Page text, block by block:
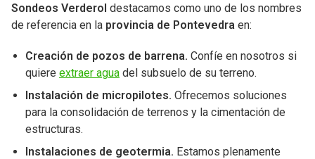
Sondeos Verderol destacamos como uno de los nombres
de referencia en la provincia de Pontevedra en:
Creación de pozos de barrena. Confíe en nosotros si
quiere extraer agua del subsuelo de su terreno.
Instalación de micropilotes. Ofrecemos soluciones
para la consolidación de terrenos y la cimentación de
estructuras.
Instalaciones de geotermia. Estamos plenamente